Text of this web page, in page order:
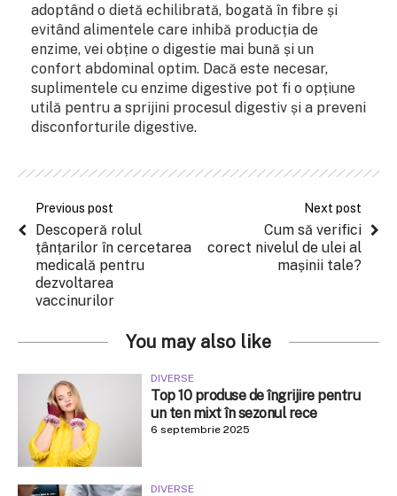
adoptând o dietă echilibrată, bogată în fibre și
evitând alimentele care inhibă producția de
enzime, vei obține o digestie mai bună și un
confort abdominal optim. Dacă este necesar,
suplimentele cu enzime digestive pot fi o opțiune
utilă pentru a sprijini procesul digestiv și a preveni
disconforturile digestive.
Previous post
Descoperă rolul
țânțarilor în cercetarea
medicală pentru
dezvoltarea
vaccinurilor
Next post
Cum să verifici
corect nivelul de ulei al
mașinii tale?
You may also like
DIVERSE
Top 10 produse de îngrijire pentru
un ten mixt în sezonul rece
6 septembrie 2025
DIVERSE